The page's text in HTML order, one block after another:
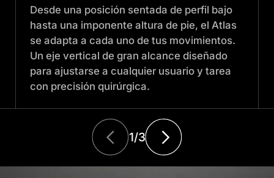
Desde una posición sentada de perfil bajo
hasta una imponente altura de pie, el Atlas
se adapta a cada uno de tus movimientos.
Un eje vertical de gran alcance diseñado
para ajustarse a cualquier usuario y tarea
con precisión quirúrgica.
1/3